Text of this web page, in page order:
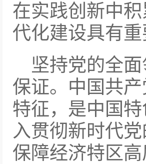
在实践创新中
代化建设具有
坚持党的全
保证。中国共
特征，是中国
入贯彻新时代
保障经济特区